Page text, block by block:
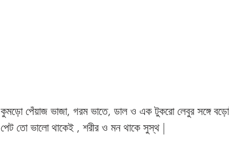
কুমড়ো পেঁয়াজ ভাজা, গরম ভাতে, ডাল ও এক টুকরো লেবুর সঙ্গে
পেট তো ভালো থাকেই , শরীর ও মন থাকে সুস্থ |